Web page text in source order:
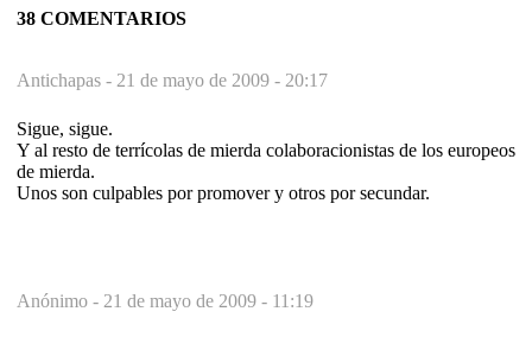
38 COMENTARIOS
Antichapas - 21 de mayo de 2009 - 20:17
Sigue, sigue.
Y al resto de terrícolas de mierda colaboracionistas de los europeos
de mierda.
Unos son culpables por promover y otros por secundar.
Anónimo - 21 de mayo de 2009 - 11:19